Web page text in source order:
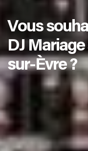
Vous
DJ
sur-Èvre ?